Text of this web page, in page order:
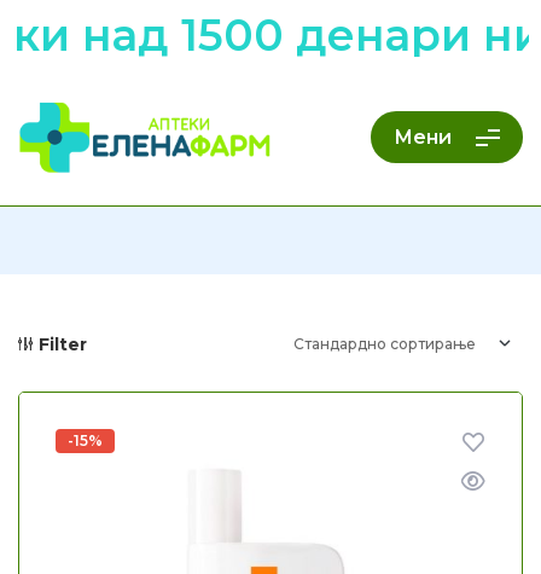
над 1500 денари
Мени
Filter
-15%